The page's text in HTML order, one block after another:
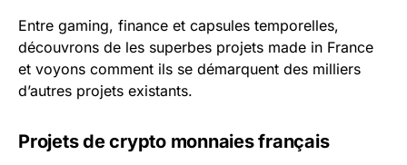
Entre gaming, finance et capsules temporelles,
découvrons de les superbes projets made in France
et voyons comment ils se démarquent des milliers
d’autres projets existants.
Projets de crypto monnaies français